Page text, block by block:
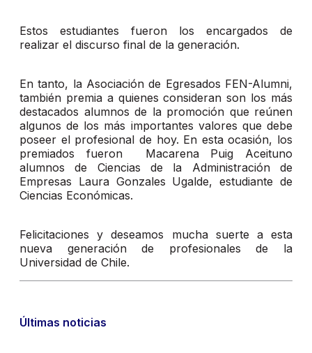
Estos estudiantes fueron los encargados de
realizar el discurso final de la generación.
En tanto, la Asociación de Egresados FEN-Alumni,
también premia a quienes consideran son los más
destacados alumnos de la promoción que reúnen
algunos de los más importantes valores que debe
poseer el profesional de hoy. En esta ocasión, los
premiados fueron Macarena Puig Aceituno
alumnos de Ciencias de la Administración de
Empresas Laura Gonzales Ugalde, estudiante de
Ciencias Económicas.
Felicitaciones y deseamos mucha suerte a esta
nueva generación de profesionales de la
Universidad de Chile.
Últimas noticias